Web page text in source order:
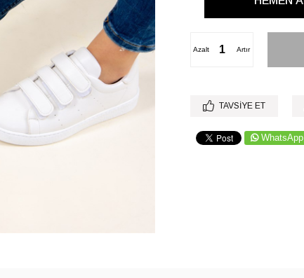
Artır
Azalt
TAVSIYE ET
WhatsApp